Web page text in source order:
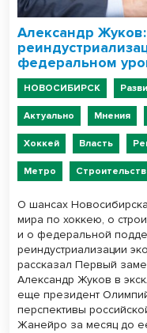
Александр
федеральном
НОВОСИБИРСК
Актуально Мнения
Хоккей Власть
Метро
О шансах
мира по хоккею, о
и о федеральной
реиндустриализации
рассказал Первый
Александр Жуков в
еще президент
перспективы
Жанейро за месяц до